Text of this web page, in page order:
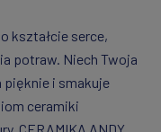
kształcie serce,
potraw. Niech Twoja
pięknie i smakuje
ceramiki